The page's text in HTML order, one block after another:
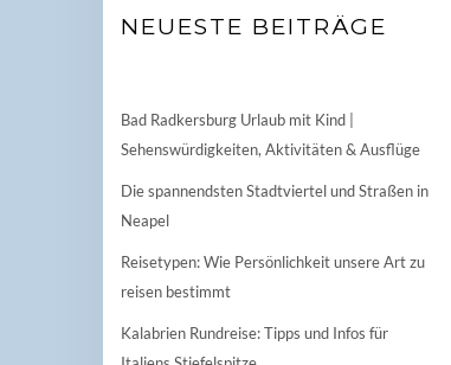
NEUESTE BEITRÄGE
Bad Radkersburg Urlaub mit Kind |
Sehenswürdigkeiten, Aktivitäten & Ausflüge
Die spannendsten Stadtviertel und Straßen in
Neapel
Reisetypen: Wie Persönlichkeit unsere Art zu
reisen bestimmt
Kalabrien Rundreise: Tipps und Infos für